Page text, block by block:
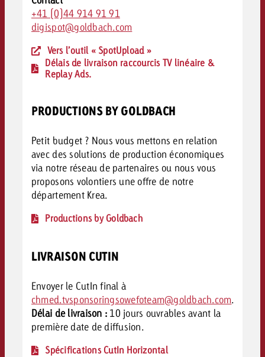
+41 (0)44 914 91 91
digispot@goldbach.com
Vers l’outil « SpotUpload »
Délais de livraison raccourcis TV linéaire &
Replay Ads.
PRODUCTIONS BY GOLDBACH
Petit budget ? Nous vous mettons en relation
avec des solutions de production économiques
via notre réseau de partenaires ou nous vous
proposons volontiers une offre de notre
département Krea.
Productions by Goldbach
LIVRAISON CUTIN
Envoyer le CutIn final à
chmed.tvsponsoringsowefoteam@goldbach.com.
Délai de livraison : 10 jours ouvrables avant la
première date de diffusion.
Spécifications CutIn Horizontal